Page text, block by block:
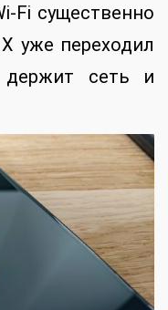
Fi существенно
уже переходил
держит сеть и